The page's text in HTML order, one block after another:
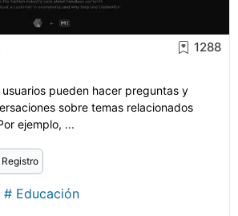
1288
pueden hacer preguntas y
sobre temas relacionados
ejemplo, ...
# Educación